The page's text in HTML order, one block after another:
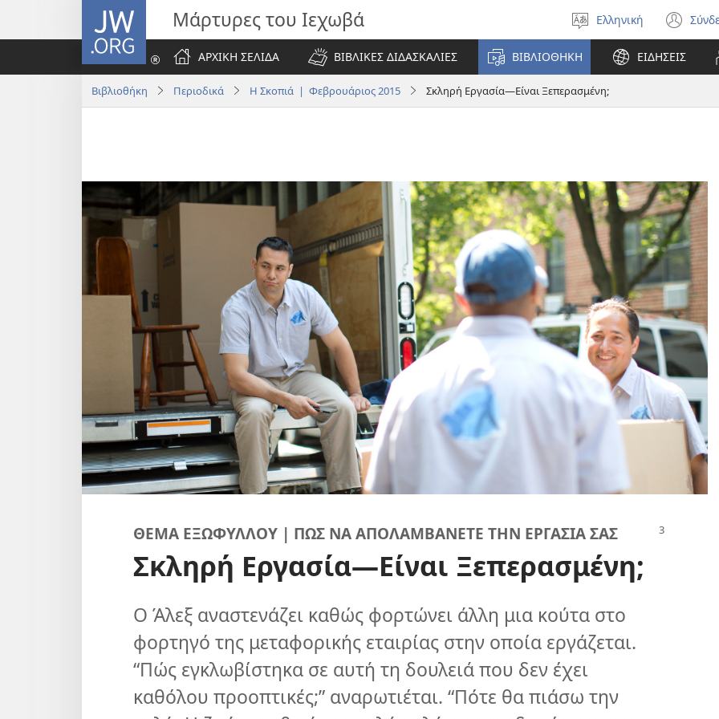
JW.ORG Μάρτυρες του Ιεχωβά
Επιλέξτε
γλώσσα
Ελληνική
νέο
ΑΡΧΙΚΗ ΣΕΛΙΔΑ
ΒΙΒΛΙΚΕΣ ΔΙΔΑΣΚΑΛΙΕΣ ΒΙΒΛΙΟΘΗΚΗ ΕΙΔΗΣΕΙΣ
Βιβλιοθήκη Περιοδικά Η Σκοπιά | Φεβρουάριος 2015 Σκληρή Εργασία—Είναι Ξεπερασμένη;
ΘΕΜΑ ΕΞΩΦΥΛΛΟΥ | ΠΩΣ ΝΑ ΑΠΟΛΑΜΒΑΝΕΤΕ ΤΗΝ ΕΡΓΑΣΙΑ ΣΑΣ
Σκληρή Εργασία—Είναι Ξεπερασμένη;
Ο Άλεξ αναστενάζει καθώς φορτώνει άλλη μια κούτα στο
φορτηγό της μεταφορικής εταιρίας στην οποία εργάζεται.
“Πώς εγκλωβίστηκα σε αυτή τη δουλειά που δεν έχει
καθόλου προοπτικές;” αναρωτιέται. “Πότε θα πιάσω την